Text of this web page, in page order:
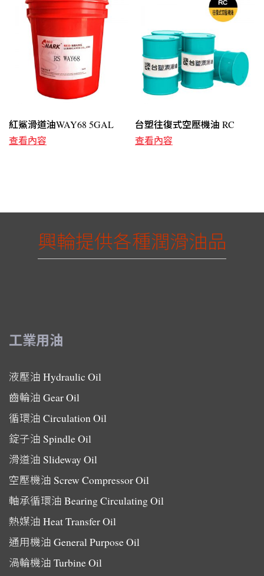
紅鯊滑道油WAY68 5GAL
查看內容
台塑往復式空壓機油 RC
查看內容
興輪提供各種潤滑油品
工業用油
液壓油 Hydraulic Oil
齒輪油 Gear Oil
循環油 Circulation Oil
錠子油 Spindle Oil
滑道油 Slideway Oil
空壓機油 Screw Compressor Oil
軸承循環油 Bearing Circulating Oil
熱媒油 Heat Transfer Oil
通用機油 General Purpose Oil
渦輪機油 Turbine Oil